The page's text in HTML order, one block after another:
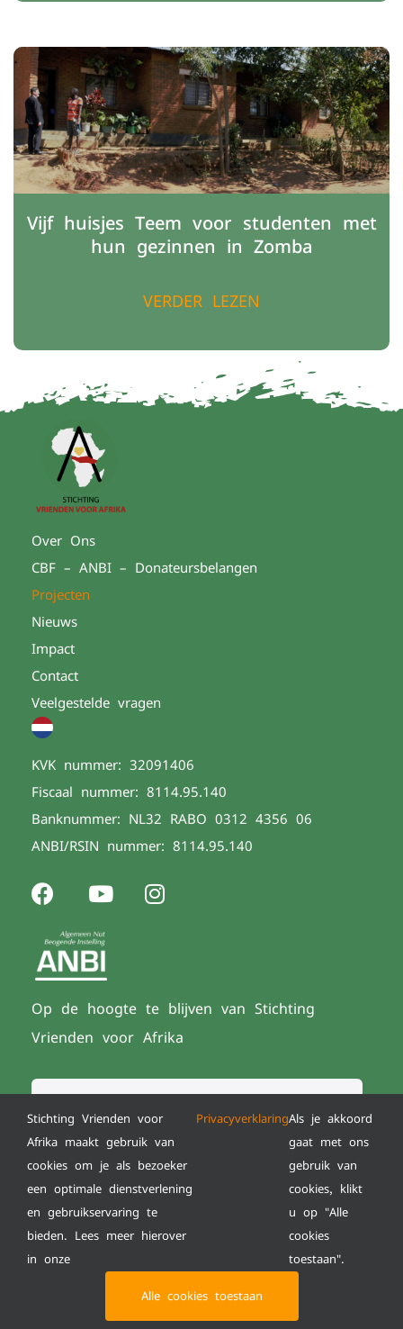
Vijf huisjes Teem voor studenten met
hun gezinnen in Zomba
VERDER LEZEN
Over Ons
CBF – ANBI – Donateursbelangen
Projecten
Nieuws
Impact
Contact
Veelgestelde vragen
KVK nummer: 32091406
Fiscaal nummer: 8114.95.140
Banknummer: NL32 RABO 0312 4356 06
ANBI/RSIN nummer: 8114.95.140
Op de hoogte te blijven van Stichting
Vrienden voor Afrika
INSCHRIJVEN
© Copyright 2022 | All Rights Reserved | Powered
|Disclaimer |Cookieverklaring
Stichting Vrienden voor
Afrika maakt gebruik van
cookies om je als bezoeker
een optimale dienstverlening
en gebruikservaring te
bieden. Lees meer hierover
in onze
PrivacyverklaringAls je akkoord
gaat met ons
gebruik van
cookies, klikt
u op "Alle
cookies
toestaan".
Alle cookies toestaan